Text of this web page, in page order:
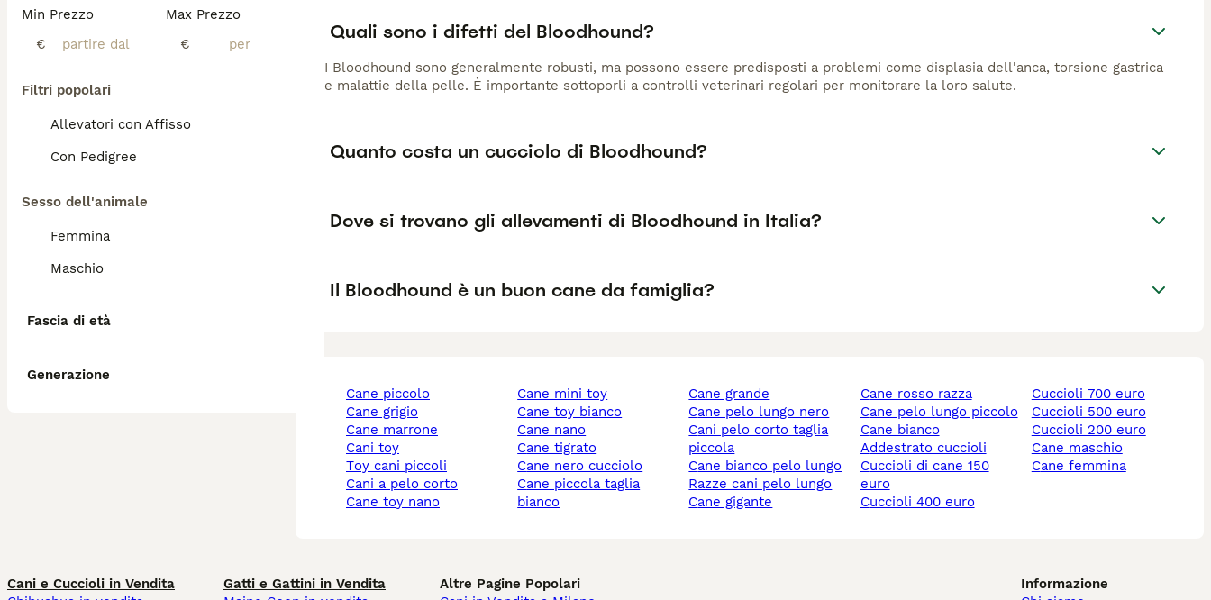
Min Prezzo
€
Max Prezzo
€
Filtri popolari
Allevatori con Affisso
Con Pedigree
Sesso dell'animale
Femmina
Maschio
Fascia di età
Generazione
Quali sono i difetti del Bloodhound?
I Bloodhound sono generalmente robusti, ma possono essere predisposti a problemi come displasia dell'anca, torsione gastrica
e malattie della pelle. È importante sottoporli a controlli veterinari regolari per monitorare la loro salute.
Quanto costa un cucciolo di Bloodhound?
Dove si trovano gli allevamenti di Bloodhound in Italia?
Il Bloodhound è un buon cane da famiglia?
cane piccolo
cane grigio
cane marrone
cani toy
toy cani piccoli
cani a pelo corto
cane toy nano
cane mini toy
cane toy bianco
cane nano
cane tigrato
cane nero cucciolo
cane piccola taglia
bianco
cane grande
cane pelo lungo nero
cani pelo corto taglia
piccola
cane bianco pelo lungo
razze cani pelo lungo
cane gigante
cane rosso razza
cane pelo lungo piccolo
cane bianco
addestrato cuccioli
cuccioli di cane 150
euro
cuccioli 400 euro
cuccioli 700 euro
cuccioli 500 euro
cuccioli 200 euro
cane maschio
cane femmina
Cani e Cuccioli in Vendita
Gatti e Gattini in Vendita
Altre Pagine Popolari
Informazione